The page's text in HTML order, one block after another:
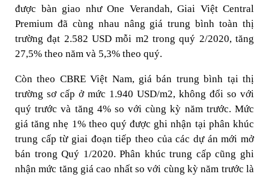
được bàn giao như One Verandah, Giai Việt Central
Premium đã cùng nhau nâng giá trung bình toàn thị
trường đạt 2.582 USD mỗi m2 trong quý 2/2020, tăng
27,5% theo năm và 5,3% theo quý.
Còn theo CBRE Việt Nam, giá bán trung bình tại thị
trường sơ cấp ở mức 1.940 USD/m2, không đổi so với
quý trước và tăng 4% so với cùng kỳ năm trước. Mức
giá tăng nhẹ 1% theo quý được ghi nhận tại phân khúc
trung cấp từ giai đoạn tiếp theo của các dự án mới mở
bán trong Quý 1/2020. Phân khúc trung cấp cũng ghi
nhận mức tăng giá cao nhất so với cùng kỳ năm trước là